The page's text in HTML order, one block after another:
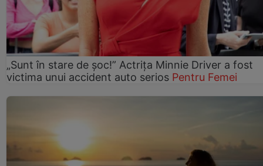
„Sunt în stare de șoc!” Actrița Minnie Driver a fost
victima unui accident auto serios Pentru Femei